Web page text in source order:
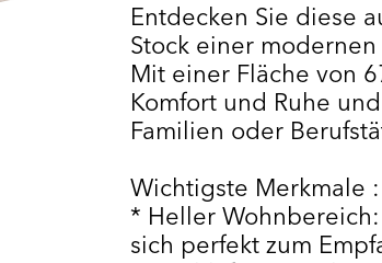
Entdecken Sie diese
Stock einer
Mit einer Fläche von
Komfort und Ruhe
Familien oder
Wichtigste Merkmale :
* Heller
sich perfekt zum